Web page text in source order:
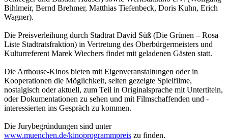
Bihlmeir, Bernd Brehmer, Matthias Tiefenbeck, Doris Kuhn, Erich
Wagner).
Die Preisverleihung durch Stadtrat David Süß (Die Grünen – Rosa
Liste Stadtratsfraktion) in Vertretung des Oberbürgermeisters und
Kulturreferent Marek Wiechers findet mit geladenen Gästen statt.
Die Arthouse-Kinos bieten mit Eigenveranstaltungen oder in
Kooperationen die Möglichkeit, selten gezeigte Spielfilme,
nostalgisch oder aktuell, zum Teil in Originalsprache mit Untertiteln,
oder Dokumentationen zu sehen und mit Filmschaffenden und -
interessierten ins Gespräch zu kommen.
Die Jurybegründungen sind unter
www.muenchen.de/kinoprogrammpreis zu finden.